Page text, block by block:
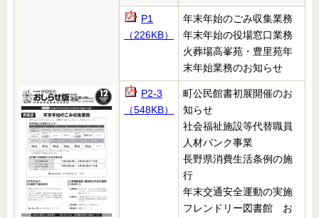
P1
（226KB）
年末年始のごみ収集業務
年末年始の役場窓口業務
火葬場高峯苑・豊里苑年
末年始業務のお知らせ
P2-3
（548KB）
町公民館書初展開催のお
知らせ
社会福祉施設等代替職員
人材バンク事業
長野県消費生活条例の施
行
年末交通安全運動の実施
フレンドリー図書館 お